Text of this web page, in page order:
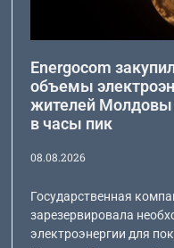
Energocom
объемы
жителей Молдовы
в часы пик
08.08.2026
Государственная
зарезервировала
электроэнергии для